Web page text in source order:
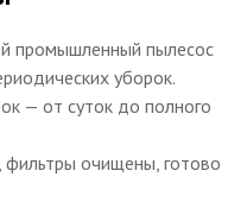
промышленный пылесос
уборок.
— от суток до полного
очищены, готово